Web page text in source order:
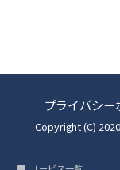
プライバシー
Copyright (C)